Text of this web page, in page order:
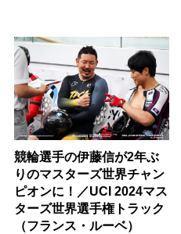
競輪選手の伊藤信が2年ぶ
りのマスターズ世界チャン
ピオンに！／UCI 2024マス
ターズ世界選手権トラック
（フランス・ルーベ）